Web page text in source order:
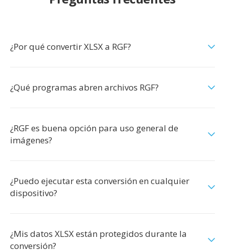
¿Por qué convertir XLSX a RGF?
¿Qué programas abren archivos RGF?
¿RGF es buena opción para uso general de
imágenes?
¿Puedo ejecutar esta conversión en cualquier
dispositivo?
¿Mis datos XLSX están protegidos durante la
conversión?